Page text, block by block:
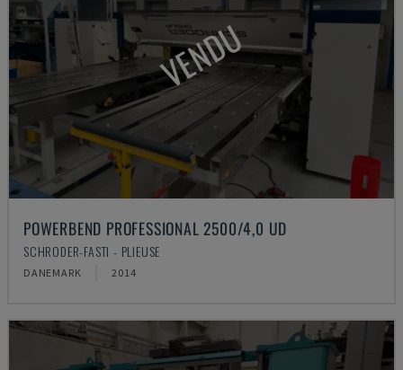
VENDU
POWERBEND PROFESSIONAL 2500/4,0 UD
SCHRODER-FASTI - PLIEUSE
DANEMARK 2014